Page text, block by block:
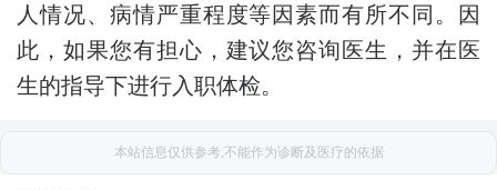
人情况、病情严重程度等因素而有所不同。因
此，如果您有担心，建议您咨询医生，并在医
生的指导下进行入职体检。
本站信息仅供参考,不能作为诊断及医疗的依据